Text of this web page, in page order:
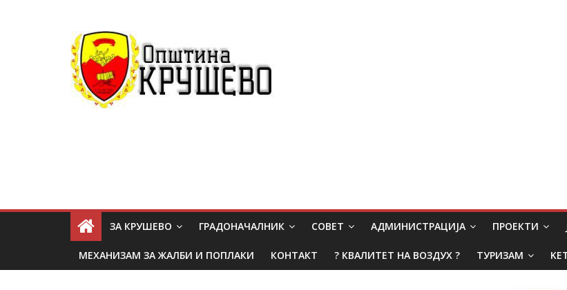
ЗА КРУШЕВО ГРАДОНАЧАЛНИК СОВЕТ АДМИНИСТРАЦИЈА ПРОЕКТИ
МЕХАНИЗАМ ЗА ЖАЛБИ И ПОПЛАКИ КОНТАКТ ? КВАЛИТЕТ НА ВОЗДУХ ? ТУРИЗАМ